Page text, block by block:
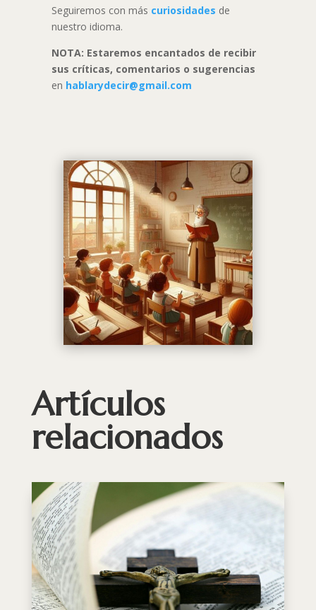
Seguiremos con más curiosidades de
nuestro idioma.
NOTA: Estaremos encantados de recibir
sus críticas, comentarios o sugerencias
en hablarydecir@gmail.com
Artículos
relacionados